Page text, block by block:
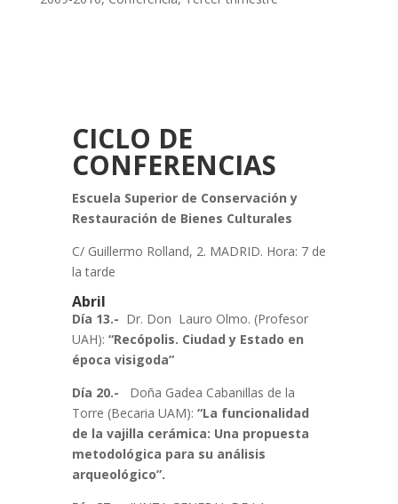
CICLO DE
CONFERENCIAS
Escuela Superior de Conservación y
Restauración de Bienes Culturales
C/ Guillermo Rolland, 2. MADRID. Hora: 7 de
la tarde
Abril
Día 13.- Dr. Don Lauro Olmo. (Profesor
UAH): “Recópolis. Ciudad y Estado en
época visigoda”
Día 20.-
Doña Gadea Cabanillas de la
Torre (Becaria UAM): “La funcionalidad
de la vajilla cerámica: Una propuesta
metodológica para su análisis
arqueológico”.